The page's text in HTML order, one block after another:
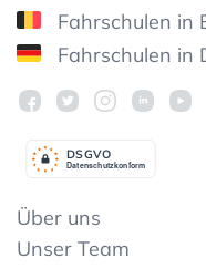
Fahrschulen in
Fahrschulen in
Datenschutzkonform
DSGVO
Über uns
Unser Team